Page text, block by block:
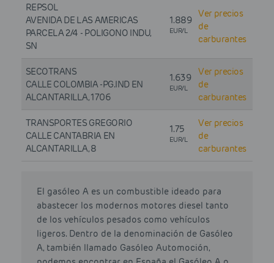
REPSOL
AVENIDA DE LAS AMERICAS
PARCELA 2/4 - POLIGONO INDU,
SN
1.889
EUR/L
Ver precios
de
carburantes
SECOTRANS
CALLE COLOMBIA -PG.IND EN
ALCANTARILLA, 1706
1.639
EUR/L
Ver precios
de
carburantes
TRANSPORTES GREGORIO
CALLE CANTABRIA EN
ALCANTARILLA, 8
1.75
EUR/L
Ver precios
de
carburantes
El gasóleo A es un combustible ideado para
abastecer los modernos motores diesel tanto
de los vehículos pesados como vehículos
ligeros. Dentro de la denominación de Gasóleo
A, también llamado Gasóleo Automoción,